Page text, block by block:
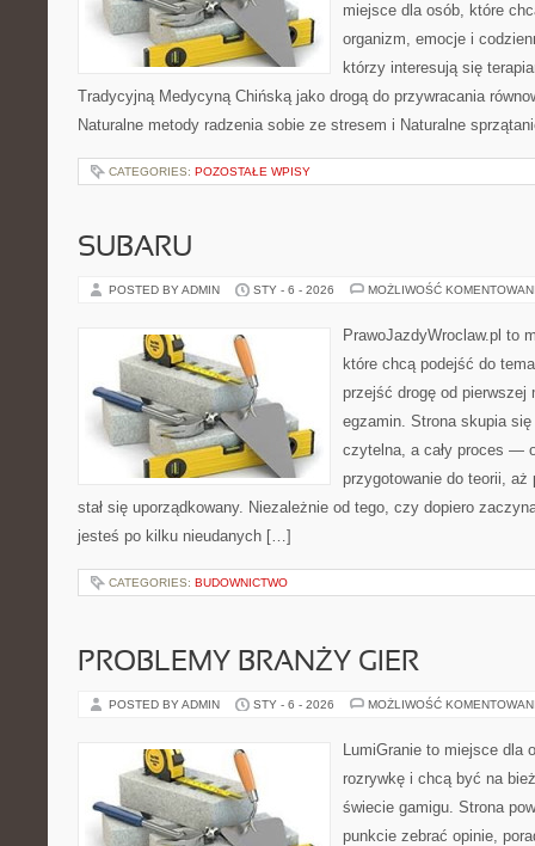
miejsce dla osób, które
organizm, emocje i
którzy interesują się
Tradycyjną Medycyną Chińską jako drogą do przywracania
Naturalne metody radzenia sobie ze stresem i Naturalne
CATEGORIES: POZOSTAŁE WPISY
SUBARU
POSTED BY ADMIN STY - 6 - 2026 MOŻLIWOŚĆ
PrawoJazdyWroclaw.pl to
które chcą podejść do
przejść drogę od
egzamin. Strona skupia
czytelna, a cały proces —
przygotowanie do teorii,
stał się uporządkowany. Niezależnie od tego, czy dopiero
jesteś po kilku nieudanych […]
CATEGORIES: BUDOWNICTWO
PROBLEMY BRANŻY GIER
POSTED BY ADMIN STY - 6 - 2026 MOŻLIWOŚĆ
LumiGranie to miejsce dla
rozrywkę i chcą być na
świecie gamigu. Strona
punkcie zebrać opinie,